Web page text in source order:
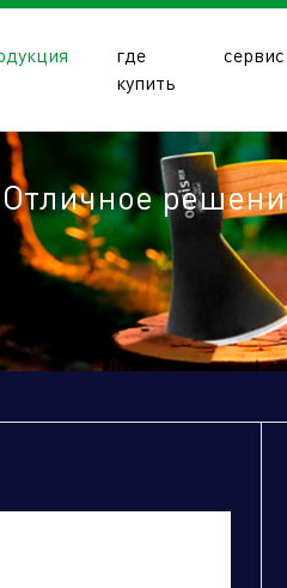
где
купить
сервис
Отличное